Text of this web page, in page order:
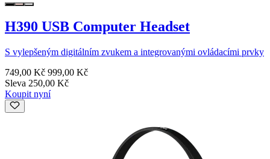
H390 USB Computer Headset
S vylepšeným digitálním zvukem a integrovanými ovládacími prvky
749,00 Kč 999,00 Kč
Sleva 250,00 Kč
Koupit nyní